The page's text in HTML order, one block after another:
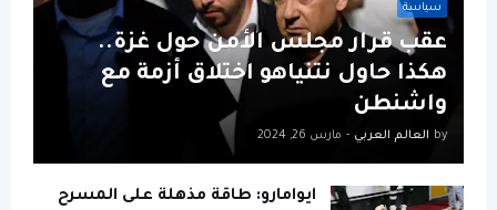
سياسة
عقب قرار مجلس الأمن حول غزة..
هكذا حاول نتنياهو اختلاق أزمة مع
واشنطن
by العالم العربي - مارس 26, 2024
ايوامارو: طاقة مذهلة على المسرح